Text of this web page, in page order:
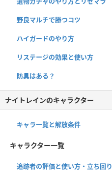
野良マルチで勝つコツ
ハイガードのやり方
リステージの効果と使い方
防具はある？
ナイトレインのキャラクター
キャラ一覧と解放条件
キャラクター一覧
追跡者の評価と使い方・立ち回り